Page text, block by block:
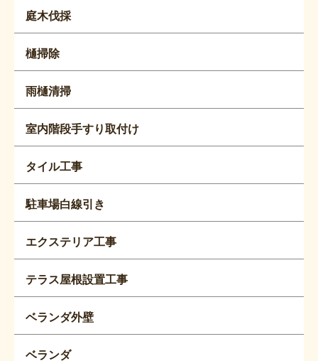
庭木伐採
樋掃除
雨樋清掃
室内階段手すり取付け
タイル工事
駐車場白線引き
エクステリア工事
テラス屋根設置工事
ベランダ外壁
ベランダ